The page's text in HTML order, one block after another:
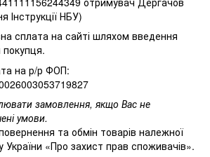
Інструкції НБУ)
сплата на сайті шляхом введення
покупця.
на р/р ФОП:
замовлення, якщо Вас не
умови.
та обмін товарів належної
України «Про захист прав споживачів».